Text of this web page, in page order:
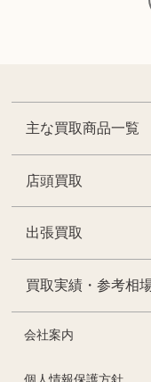
主な買取商品一覧
店頭買取
出張買取
買取実績・参考相
会社案内